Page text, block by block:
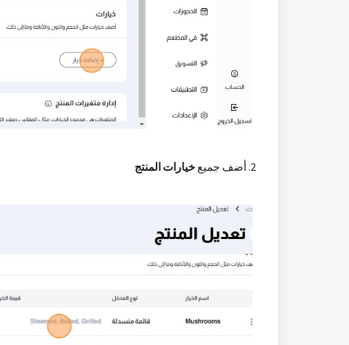
2. أضف جميع خيارات المنتج